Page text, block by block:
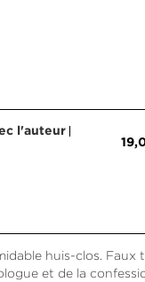
l'auteur
huis-clos. Faux
et de la